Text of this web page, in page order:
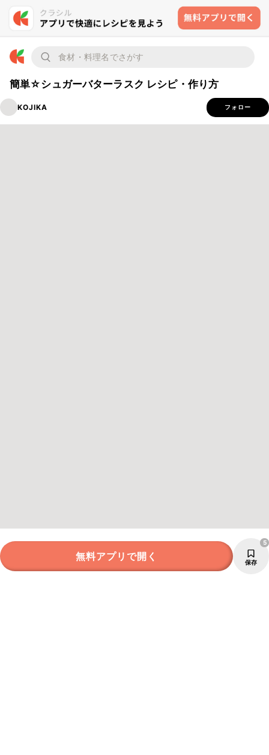
簡単☆シュガーバターラスク レシピ・作り方
KOJIKA フォロー
無料アプリで開く 保存
5